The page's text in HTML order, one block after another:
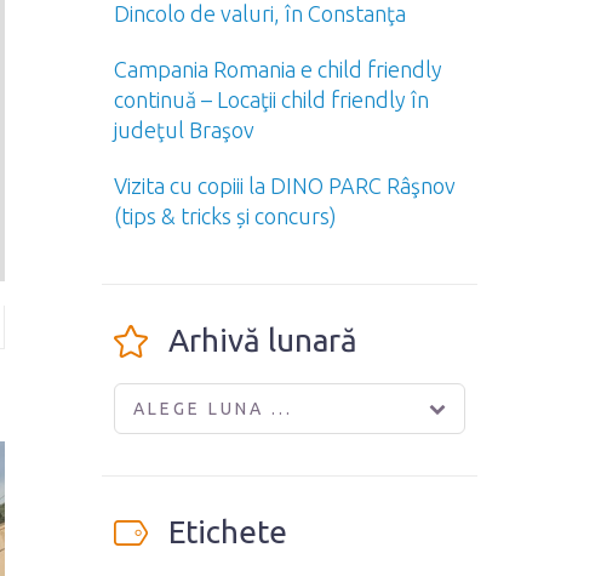
Dincolo de valuri, în Constanţa
Campania Romania e child friendly
continuă – Locaţii child friendly în
judeţul Braşov
Vizita cu copiii la DINO PARC Râşnov
(tips & tricks și concurs)
Arhivă lunară
ALEGE LUNA ...
Etichete